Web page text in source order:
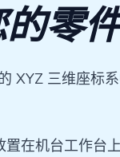
零
XYZ 三维座标
在机台工作台